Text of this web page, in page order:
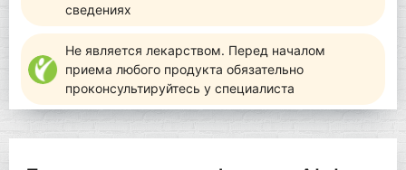
сведениях
Не является лекарством. Перед началом
приема любого продукта обязательно
проконсультируйтесь у специалиста